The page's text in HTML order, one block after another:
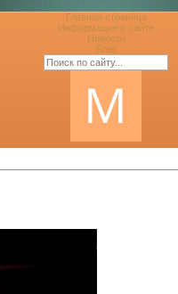
Главная страница
Информация о сайте
Новости
Блог